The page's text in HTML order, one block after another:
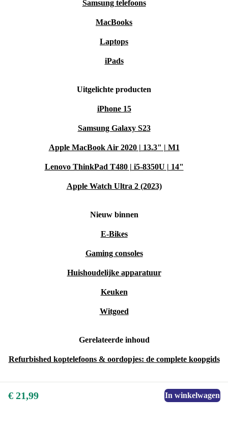
Samsung telefoons
MacBooks
Laptops
iPads
Uitgelichte producten
iPhone 15
Samsung Galaxy S23
Apple MacBook Air 2020 | 13.3" | M1
Lenovo ThinkPad T480 | i5-8350U | 14"
Apple Watch Ultra 2 (2023)
Nieuw binnen
E-Bikes
Gaming consoles
Huishoudelijke apparatuur
Keuken
Witgoed
Gerelateerde inhoud
Refurbished koptelefoons & oordopjes: de complete koopgids
€ 21,99 In winkelwagen